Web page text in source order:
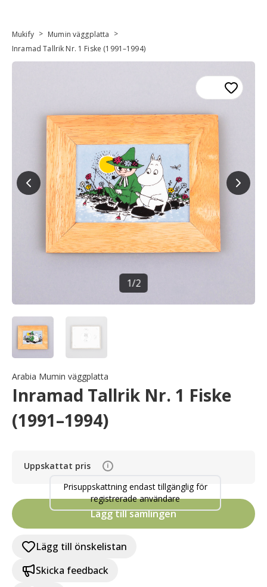
Mukify > Mumin väggplatta >
Inramad Tallrik Nr. 1 Fiske (1991–1994)
1/2
Arabia Mumin väggplatta
Inramad Tallrik Nr. 1 Fiske
(1991–1994)
Uppskattat pris i
Prisuppskattning endast tillgänglig för
registrerade användare
Lägg till samlingen
Lägg till önskelistan
Skicka feedback